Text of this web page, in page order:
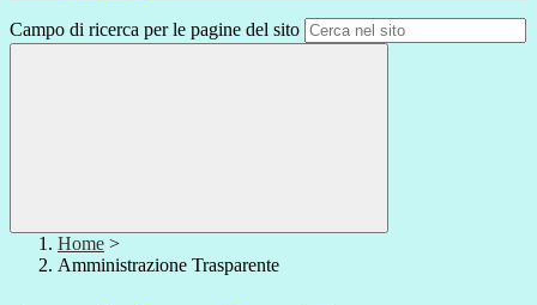
Campo di ricerca per le pagine del sito
Home >
Amministrazione Trasparente